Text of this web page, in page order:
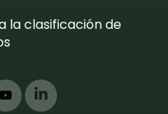
la clasificación de